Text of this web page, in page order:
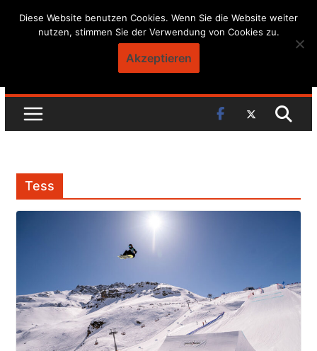
Skip
Tess
Diese Website benutzen Cookies. Wenn Sie die Website weiter
nutzen, stimmen Sie der Verwendung von Cookies zu.
Akzeptieren